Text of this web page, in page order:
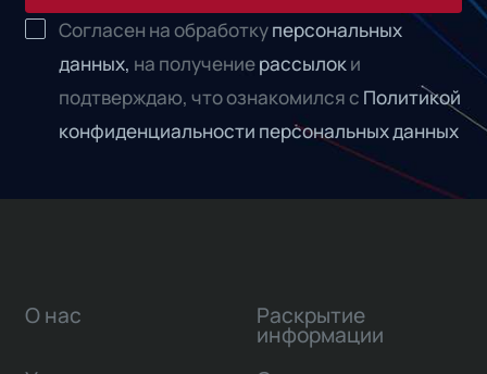
Согласен на обработкуперсональных
данных, на получениерассылоки
подтверждаю, что ознакомился с Политикой
конфиденциальности персональных данных
О нас Раскрытие
информации